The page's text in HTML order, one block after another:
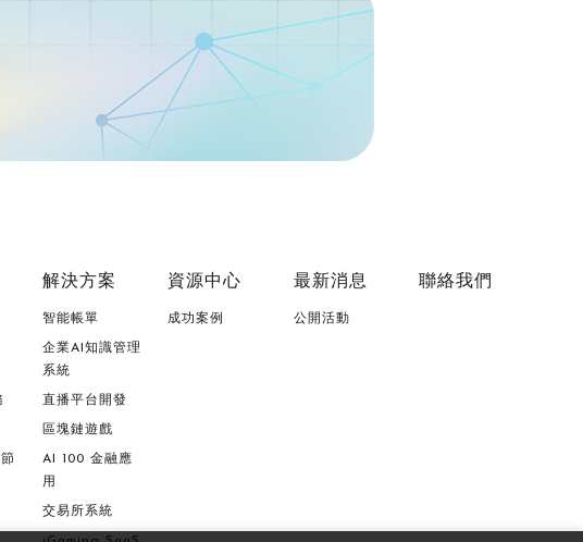
解決方案
智能帳單
企業AI知識管理
系統
直播平台開發
區塊鏈遊戲
AI 100 金融應
用
交易所系統
資源中心
成功案例
最新消息
公開活動
聯絡我們